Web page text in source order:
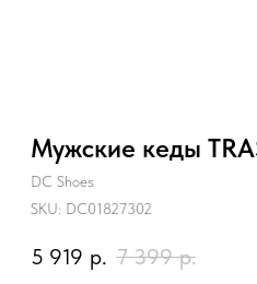
Мужские кеды
DC Shoes
SKU: DC01827302
5 919 р. 7 399 р.